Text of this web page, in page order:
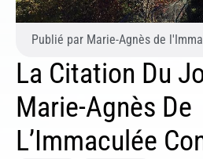
Publié par Marie-Agnès de
La Citation Du
Marie-Agnès De
L’Immaculée